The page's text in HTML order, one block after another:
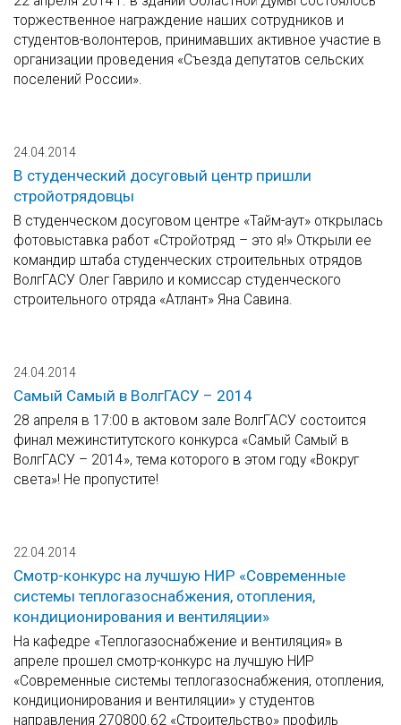
торжественное награждение наших сотрудников и
студентов-волонтеров, принимавших активное участие в
организации проведения «Съезда депутатов сельских
поселений России».
24.04.2014
В студенческий досуговый центр пришли
стройотрядовцы
В студенческом досуговом центре «Тайм-аут» открылась
фотовыставка работ «Стройотряд – это я!» Открыли ее
командир штаба студенческих строительных отрядов
ВолгГАСУ Олег Гаврило и комиссар студенческого
строительного отряда «Атлант» Яна Савина.
24.04.2014
Самый Самый в ВолгГАСУ – 2014
28 апреля в 17:00 в актовом зале ВолгГАСУ состоится
финал межинститутского конкурса «Самый Самый в
ВолгГАСУ – 2014», тема которого в этом году «Вокруг
света»! Не пропустите!
22.04.2014
Смотр-конкурс на лучшую НИР «Современные
системы теплогазоснабжения, отопления,
кондиционирования и вентиляции»
На кафедре «Теплогазоснабжение и вентиляция» в
апреле прошел смотр-конкурс на лучшую НИР
«Современные системы теплогазоснабжения, отопления,
кондиционирования и вентиляции» у студентов
направления 270800.62 «Строительство» профиль